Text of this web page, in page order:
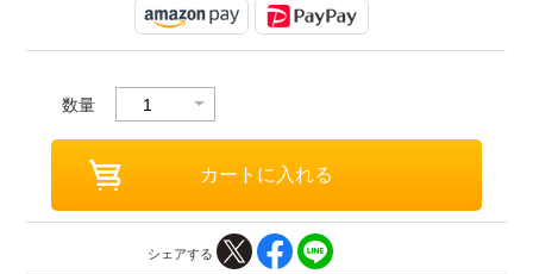
数量
シェアする